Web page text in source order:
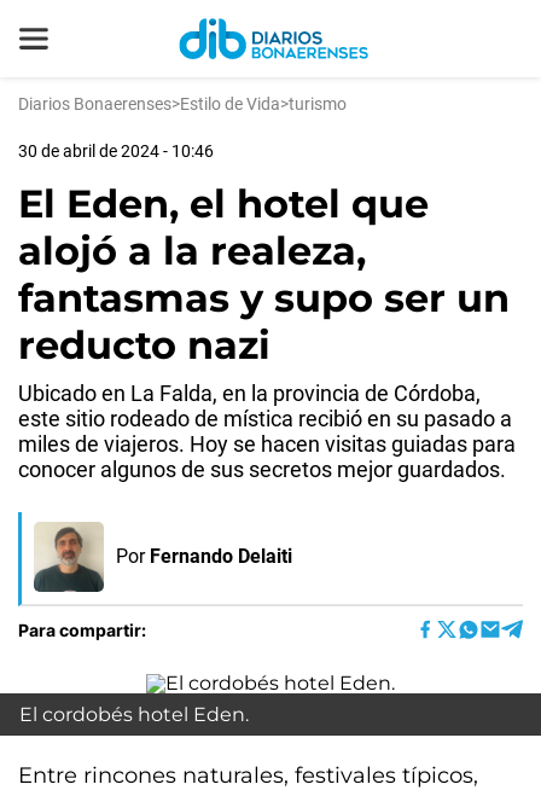
Diarios Bonaerenses>Estilo de Vida>turismo
30 de abril de 2024 - 10:46
El Eden, el hotel que
alojó a la realeza,
fantasmas y supo ser un
reducto nazi
Ubicado en La Falda, en la provincia de Córdoba,
este sitio rodeado de mística recibió en su pasado a
miles de viajeros. Hoy se hacen visitas guiadas para
conocer algunos de sus secretos mejor guardados.
Por Fernando Delaiti
Para compartir:
El cordobés hotel Eden.
Entre rincones naturales, festivales típicos,